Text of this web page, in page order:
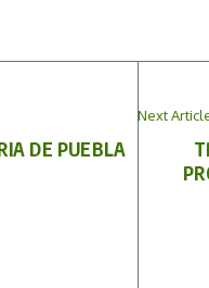
DE PUEBLA
Next